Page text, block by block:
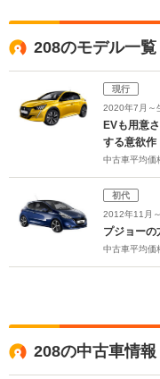
208のモデル一覧
現行
2020年7月～
EVも用意
する意欲作
中古車平均価
初代
2012年11月
プジョーの
中古車平均価
208の中古車情報